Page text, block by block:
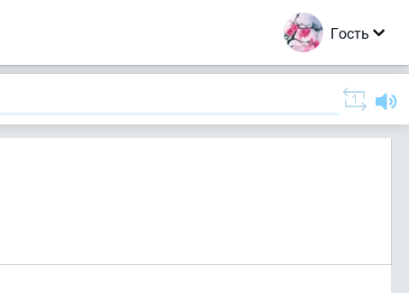
Гость